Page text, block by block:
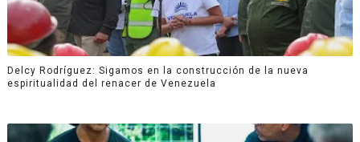
Delcy Rodríguez: Sigamos en la construcción de la nueva
espiritualidad del renacer de Venezuela